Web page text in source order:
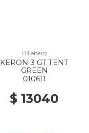
Hilleberg
KERON 3 GT TENT
GREEN
010611
$ 13040